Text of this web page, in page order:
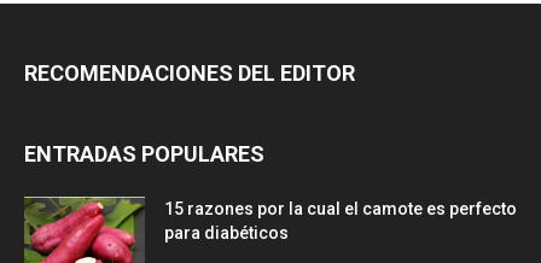
RECOMENDACIONES DEL EDITOR
ENTRADAS POPULARES
15 razones por la cual el camote es perfecto
para diabéticos